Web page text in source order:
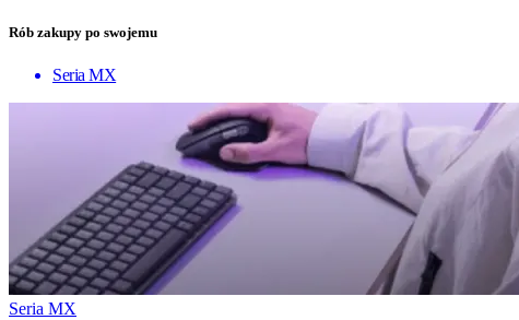
Rób zakupy po swojemu
Seria MX
Seria MX